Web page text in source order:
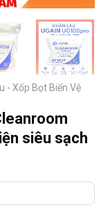
- Xốp Bọt Biển Vệ
siêu sạch